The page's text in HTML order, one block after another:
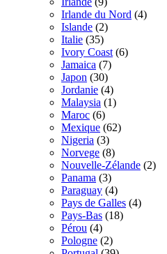
Irlande du Nord (4)
Islande (2)
Italie (35)
Ivory Coast (6)
Jamaica (7)
Japon (30)
Jordanie (4)
Malaysia (1)
Maroc (6)
Mexique (62)
Nigeria (3)
Norvege (8)
Nouvelle-Zélande (2)
Panama (3)
Paraguay (4)
Pays de Galles (4)
Pays-Bas (18)
Pérou (4)
Pologne (2)